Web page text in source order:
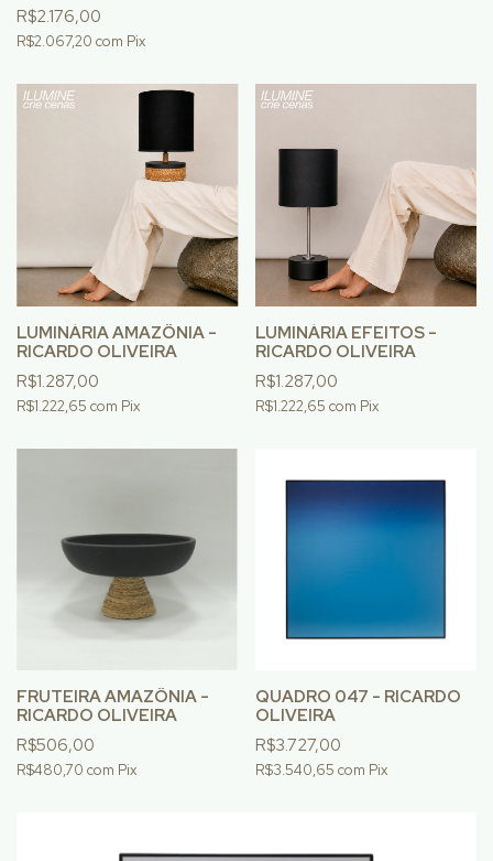
R$2.176,00
R$2.067,20 com Pix
LUMINÁRIA AMAZÔNIA -
RICARDO OLIVEIRA
R$1.287,00
R$1.222,65 com Pix
LUMINÁRIA EFEITOS -
RICARDO OLIVEIRA
R$1.287,00
R$1.222,65 com Pix
FRUTEIRA AMAZÔNIA -
RICARDO OLIVEIRA
R$506,00
R$480,70 com Pix
QUADRO 047 - RICARDO
OLIVEIRA
R$3.727,00
R$3.540,65 com Pix